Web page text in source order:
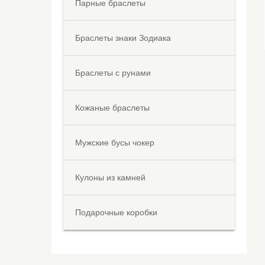
Парные браслеты
Браслеты знаки Зодиака
Браслеты с рунами
Кожаные браслеты
Мужские бусы чокер
Кулоны из камней
Подарочные коробки